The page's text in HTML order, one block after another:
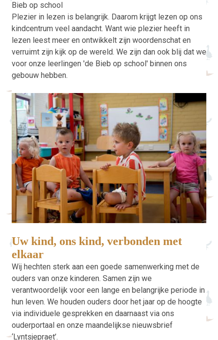
Bieb op school
Plezier in lezen is belangrijk. Daarom krijgt lezen op ons
kindcentrum veel aandacht. Want wie plezier heeft in
lezen leest meer en ontwikkelt zijn woordenschat en
verruimt zijn kijk op de wereld. We zijn dan ook blij dat we
voor onze leerlingen 'de Bieb op school' binnen ons
gebouw hebben.
Uw kind, ons kind, verbonden met
elkaar
Wij hechten sterk aan een goede samenwerking met de
ouders van onze kinderen. Samen zijn we
verantwoordelijk voor een lange en belangrijke periode in
hun leven. We houden ouders door het jaar op de hoogte
via individuele gesprekken en daarnaast via ons
ouderportaal en onze maandelijkse nieuwsbrief
‘Lyntsjepraet’.